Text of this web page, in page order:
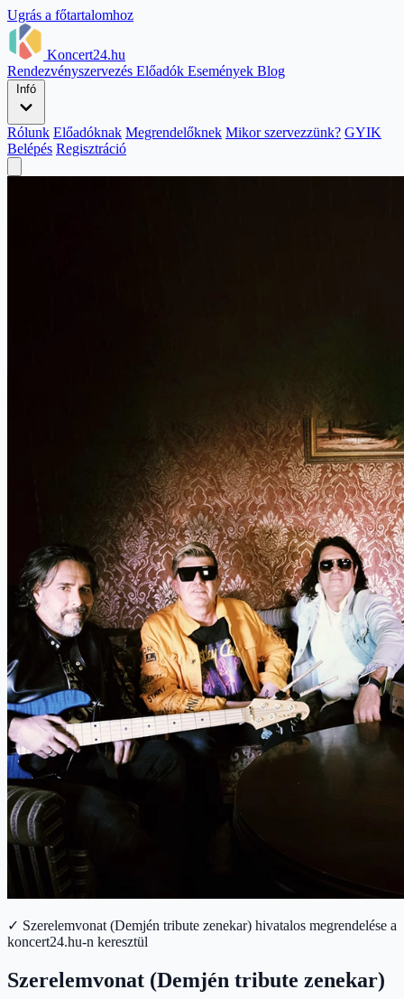
Ugrás a főtartalomhoz
Koncert24.hu
Rendezvényszervezés Előadók Események Blog
Infó
Rólunk Előadóknak Megrendelőknek Mikor szervezzünk? GYIK
Belépés Regisztráció
✓ Szerelemvonat (Demjén tribute zenekar) hivatalos megrendelése a
koncert24.hu-n keresztül
Szerelemvonat (Demjén tribute zenekar)